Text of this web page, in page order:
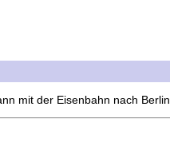
mit der Eisenbahn nach Berlin.